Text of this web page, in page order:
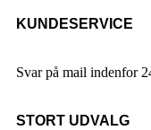
KUNDESERVICE
Svar på mail indenfor
STORT UDVALG